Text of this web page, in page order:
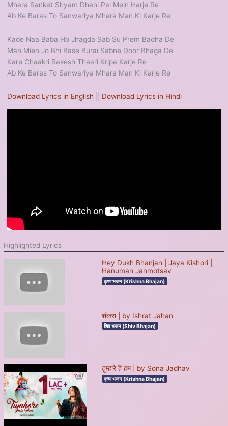
Mhara Sankat Shyam Dhani Pal Mein Harje Re
Ab Ke Baras To Sanwariya Mhara Man Ki Karje Re
Kade Naa Baba Ho Jhagda Sab Su Prem Badha De
Man Mien Jo Bhi Base Burai Sabne Door Bhaga De
Kare Chaakri Rakesh Thaari Kripa Karje Re
Ab Ke Baras To Sanwariya Mhara Man Ki Karje Re
Download Lyrics in English Download Lyrics in Hindi
Highlighted Lyrics
Hey Dukh Bhanjan | Jaya Kishori |
Hanuman Janmotsav
कृष्ण भजन (Krishna Bhajan)
शंकरा | by Ishrat Jahan
शिव भजन (Shiv Bhajan)
तुम्हारे हैं हम | by Sona Jadhav
कृष्ण भजन (Krishna Bhajan)